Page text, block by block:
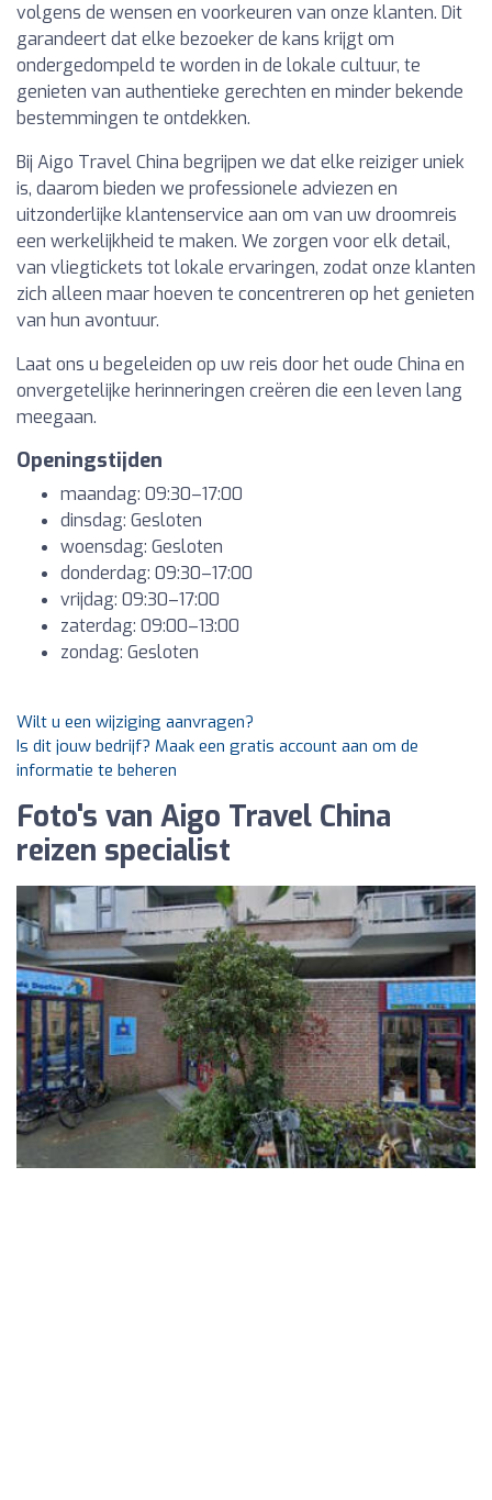
volgens de wensen en voorkeuren van onze klanten. Dit
garandeert dat elke bezoeker de kans krijgt om
ondergedompeld te worden in de lokale cultuur, te
genieten van authentieke gerechten en minder bekende
bestemmingen te ontdekken.
Bij Aigo Travel China begrijpen we dat elke reiziger uniek
is, daarom bieden we professionele adviezen en
uitzonderlijke klantenservice aan om van uw droomreis
een werkelijkheid te maken. We zorgen voor elk detail,
van vliegtickets tot lokale ervaringen, zodat onze klanten
zich alleen maar hoeven te concentreren op het genieten
van hun avontuur.
Laat ons u begeleiden op uw reis door het oude China en
onvergetelijke herinneringen creëren die een leven lang
meegaan.
Openingstijden
maandag: 09:30–17:00
dinsdag: Gesloten
woensdag: Gesloten
donderdag: 09:30–17:00
vrijdag: 09:30–17:00
zaterdag: 09:00–13:00
zondag: Gesloten
Wilt u een wijziging aanvragen?
Is dit jouw bedrijf? Maak een gratis account aan om de
informatie te beheren
Foto's van Aigo Travel China
reizen specialist